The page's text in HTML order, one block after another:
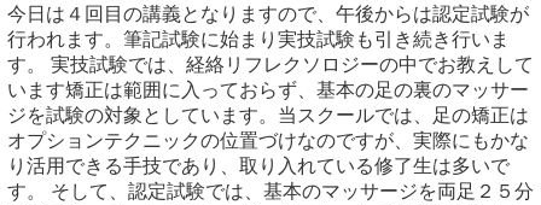
今日は４回目の講義となりますので、午後からは認定試験が
行われます。筆記試験に始まり実技試験も引き続き行いま
す。 実技試験では、経絡リフレクソロジーの中でお教えして
います矯正は範囲に入っておらず、基本の足の裏のマッサー
ジを試験の対象としています。当スクールでは、足の矯正は
オプションテクニックの位置づけなのですが、実際にもかな
り活用できる手技であり、取り入れている修了生は多いで
す。 そして、認定試験では、基本のマッサージを両足２５分